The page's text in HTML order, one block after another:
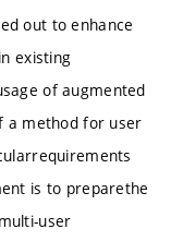
out to enhance
existing
of augmented
a method for user
is to preparethe
user